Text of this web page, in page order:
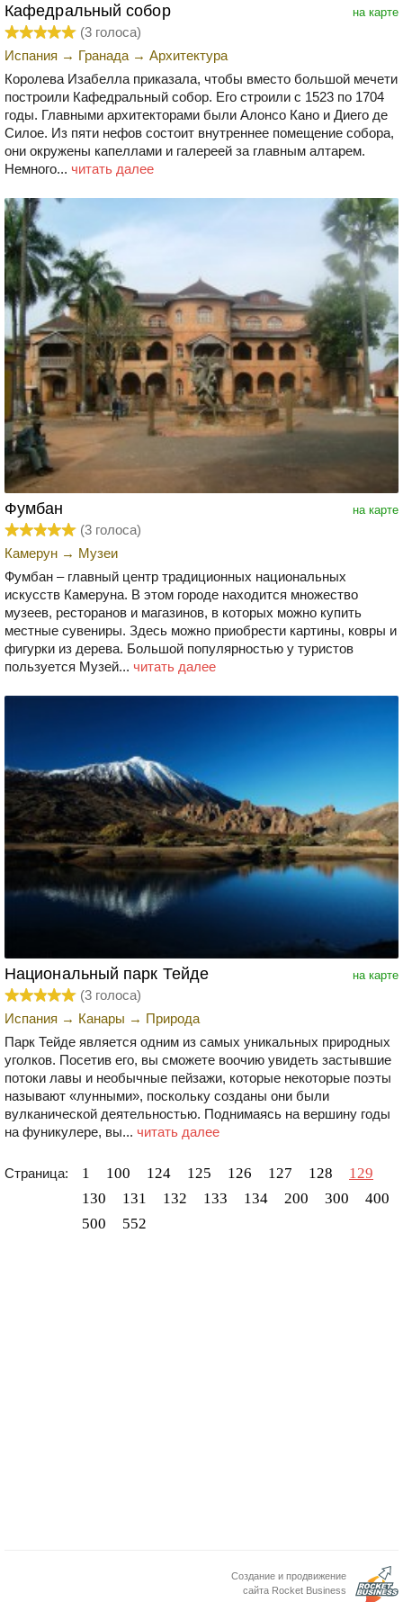
на карте
Кафедральный собор
(3 голоса)
Испания → Гранада → Архитектура
Королева Изабелла приказала, чтобы вместо большой мечети
построили Кафедральный собор. Его строили с 1523 по 1704
годы. Главными архитекторами были Алонсо Кано и Диего де
Силое. Из пяти нефов состоит внутреннее помещение собора,
они окружены капеллами и галереей за главным алтарем.
Немного... читать далее
на карте
Фумбан
(3 голоса)
Камерун → Музеи
Фумбан – главный центр традиционных национальных
искусств Камеруна. В этом городе находится множество
музеев, ресторанов и магазинов, в которых можно купить
местные сувениры. Здесь можно приобрести картины, ковры и
фигурки из дерева. Большой популярностью у туристов
пользуется Музей... читать далее
на карте
Национальный парк Тейде
(3 голоса)
Испания → Канары → Природа
Парк Тейде является одним из самых уникальных природных
уголков. Посетив его, вы сможете воочию увидеть застывшие
потоки лавы и необычные пейзажи, которые некоторые поэты
называют «лунными», поскольку созданы они были
вулканической деятельностью. Поднимаясь на вершину годы
на фуникулере, вы... читать далее
Страница: 1 100 124 125 126 127 128
129
130
131 132 133 134 200 300
400
500
552
Создание и продвижение
сайта Rocket Business